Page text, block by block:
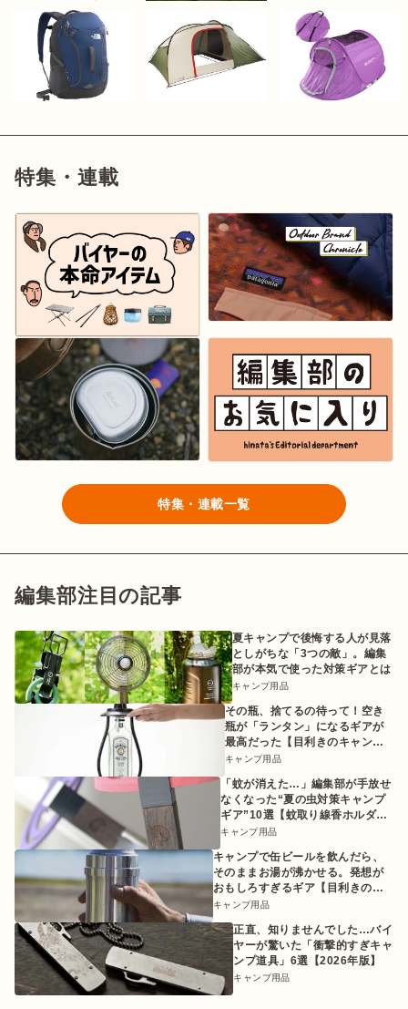
特集・連載
特集・連載一覧
編集部注目の記事
夏キャンプで後悔する人が見落
としがちな「3つの敵」。編集
部が本気で使った対策ギアとは
キャンプ用品
その瓶、捨てるの待って！空き
瓶が「ランタン」になるギアが
最高だった【目利きのキャンプ
ギア】
キャンプ用品
「蚊が消えた…」編集部が手放せ
なくなった“夏の虫対策キャンプ
ギア”10選【蚊取り線香ホルダー
etc.】
キャンプ用品
キャンプで缶ビールを飲んだら、
そのままお湯が沸かせる。発想が
おもしろすぎるギア【目利きのキ
ャンプギア】
キャンプ用品
正直、知りませんでした…バイ
ヤーが驚いた「衝撃的すぎキャ
ンプ道具」6選【2026年版】
キャンプ用品